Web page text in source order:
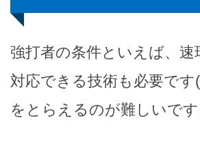
強打者の条件といえば、
対応できる技術も必要で
をとらえるのが難しいです